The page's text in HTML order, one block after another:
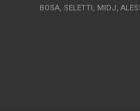
BOSA, SELETTI, MIDJ,